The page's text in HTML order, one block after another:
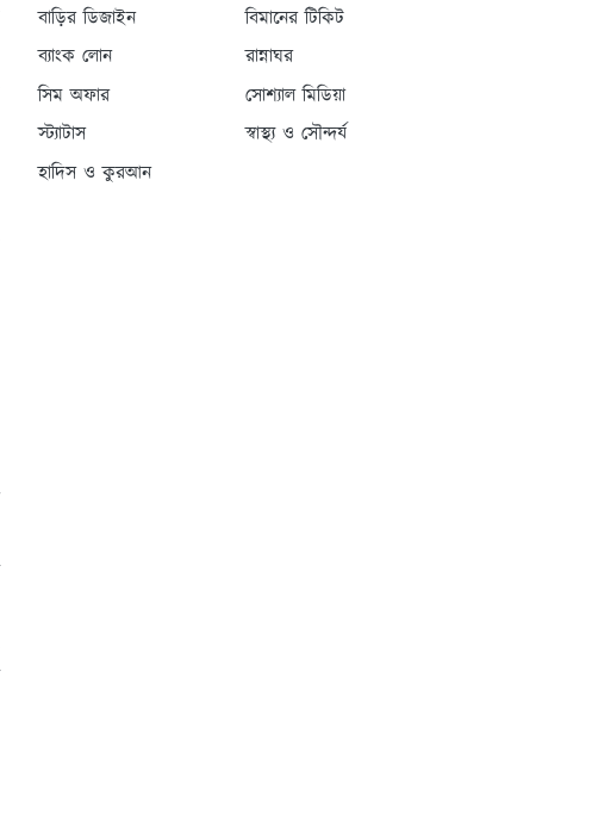
বাড়ির ডিজাইন
বিমানের টিকিট
ব্যাংক লোন
রান্নাঘর
সিম অফার
সোশ্যাল মিডিয়া
স্ট্যাটাস
স্বাস্থ্য ও সৌন্দর্য
হাদিস ও কুরআন